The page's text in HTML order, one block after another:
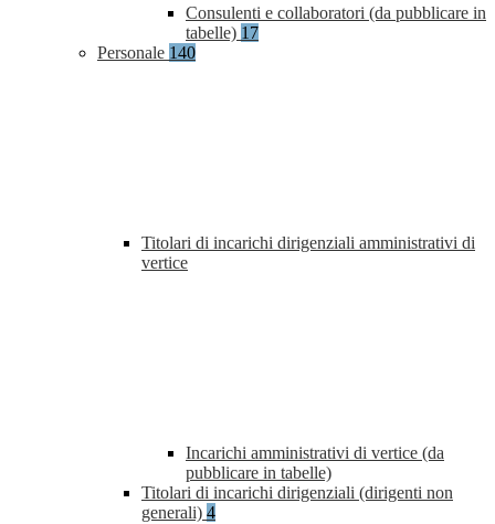
Consulenti e collaboratori (da pubblicare in
tabelle) 17
Personale 140
Titolari di incarichi dirigenziali amministrativi di
vertice
Incarichi amministrativi di vertice (da
pubblicare in tabelle)
Titolari di incarichi dirigenziali (dirigenti non
generali) 4